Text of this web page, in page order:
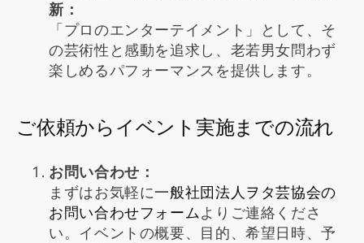
新：
「プロのエンターテイメント」として、そ
の芸術性と感動を追求し、老若男女問わず
楽しめるパフォーマンスを提供します。
ご依頼からイベント実施までの流れ
お問い合わせ：
まずはお気軽に一般社団法人ヲタ芸協会の
お問い合わせフォームよりご連絡くださ
い。イベントの概要、目的、希望日時、予